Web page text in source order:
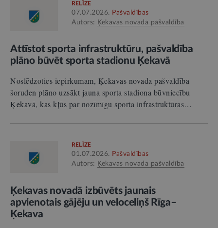
RELĪZE
07.07.2026. Pašvaldības
Autors:
Ķekavas novada pašvaldība
Attīstot sporta infrastruktūru, pašvaldība
plāno būvēt sporta stadionu Ķekavā
Noslēdzoties iepirkumam, Ķekavas novada pašvaldība
šoruden plāno uzsākt jauna sporta stadiona būvniecību
Ķekavā, kas kļūs par nozīmīgu sporta infrastruktūras…
RELĪZE
01.07.2026. Pašvaldības
Autors:
Ķekavas novada pašvaldība
Ķekavas novadā izbūvēts jaunais
apvienotais gājēju un veloceliņš Rīga–
Ķekava